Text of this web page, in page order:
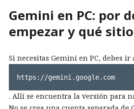
Gemini en PC: por
empezar y qué
Si necesitas Gemini en PC, debes ir
https://gemini.google.com
. Allí se encuentra la versión para